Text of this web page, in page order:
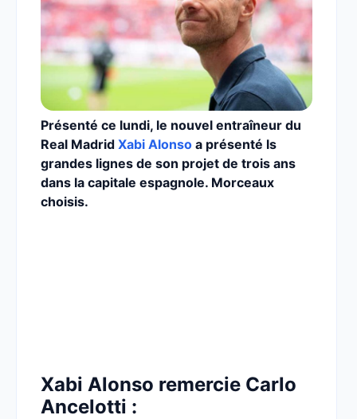
Présenté ce lundi, le nouvel entraîneur du
Real Madrid Xabi Alonso a présenté ls
grandes lignes de son projet de trois ans
dans la capitale espagnole. Morceaux
choisis.
Xabi Alonso remercie Carlo
Ancelotti :